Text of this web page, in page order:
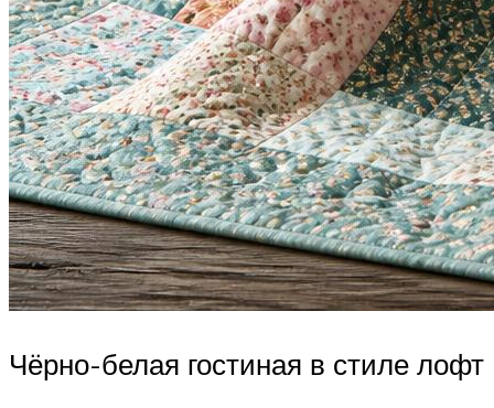
Чёрно-белая гостиная в стиле лофт